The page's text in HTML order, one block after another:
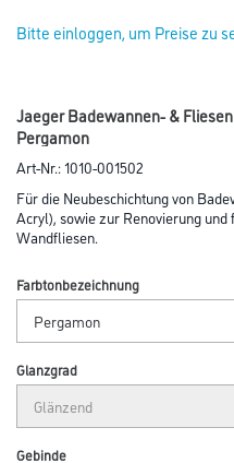
Bitte einloggen, um Preise zu
Jaeger Badewannen- &
Pergamon
Art-Nr.:1010-001502
Für die Neubeschichtung von
Acryl), sowie zur Renovierung
Wandfliesen.
Farbtonbezeichnung
Glanzgrad
Gebinde